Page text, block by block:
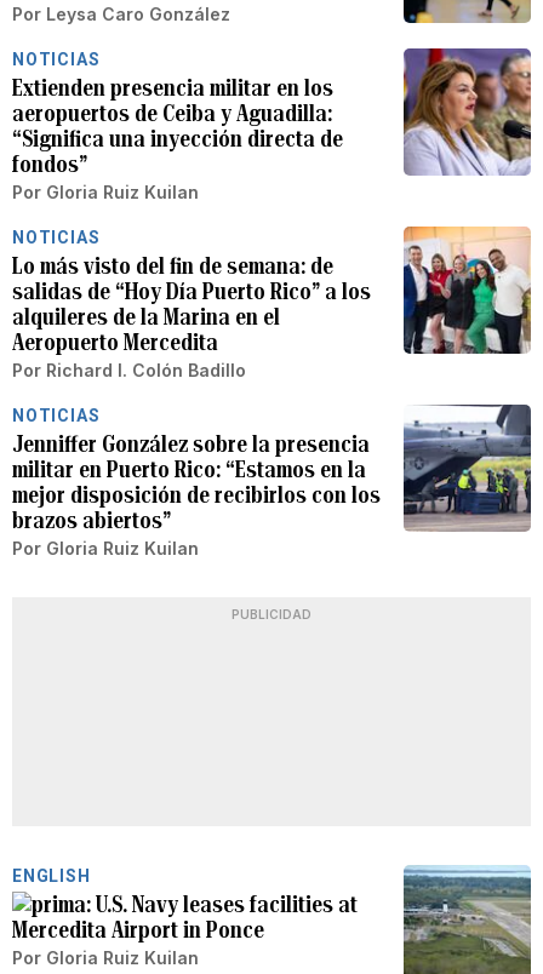
Por Leysa Caro González
NOTICIAS
Extienden presencia militar en los
aeropuertos de Ceiba y Aguadilla:
“Significa una inyección directa de
fondos”
Por Gloria Ruiz Kuilan
NOTICIAS
Lo más visto del fin de semana: de
salidas de “Hoy Día Puerto Rico” a los
alquileres de la Marina en el
Aeropuerto Mercedita
Por Richard I. Colón Badillo
NOTICIAS
Jenniffer González sobre la presencia
militar en Puerto Rico: “Estamos en la
mejor disposición de recibirlos con los
brazos abiertos”
Por Gloria Ruiz Kuilan
PUBLICIDAD
ENGLISH
U.S. Navy leases facilities at
Mercedita Airport in Ponce
Por Gloria Ruiz Kuilan